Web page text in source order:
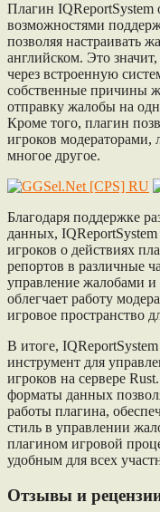
Плагин IQReportSystem
возможностями
позволяя настраивать
английском. Это
через встроенную
собственные причины
отправку жалобы на
Кроме того, плагин
игроков модераторами,
многое другое.
Благодаря поддержке
данных, IQReportSystem
игроков о действиях
репортов в различные
управление жалобами и
облегчает работу
игровое пространство
В итоге,
инструмент для
игроков на сервере
форматы данных
работы плагина,
стиль в управлении
плагином игровой
удобным для всех
Отзывы и